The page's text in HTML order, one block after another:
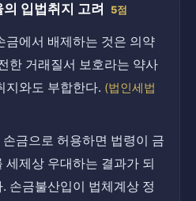
입법취지 고려 5점
금에서 배제하는 것은 의약
한 거래질서 보호라는 약사
지와도 부합한다. (법인세법
금으로 허용하면 법령이 금
세제상 우대하는 결과가 되
손금불산입이 법체계상 정